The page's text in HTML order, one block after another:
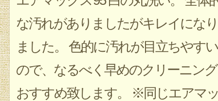
な汚れがありましたがキレイになり
ました。 色的に汚れが目立ちやすい
ので、なるべく早めのクリーニン
おすすめ致します。 ※同じエアマ